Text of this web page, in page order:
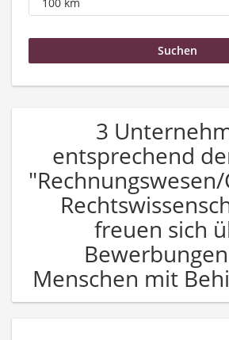
3
entsprechend
freuen sich
Menschen mit